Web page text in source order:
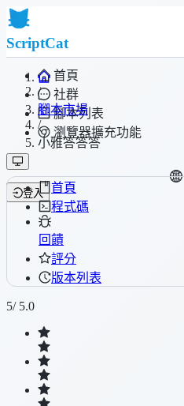
ScriptCat
首頁
社群
腳本列表
瀏覽器擴充功能
登入
/
腳本市場
/
小雅答答答
首頁
程式碼
回饋
評分
版本列表
5/ 5.0